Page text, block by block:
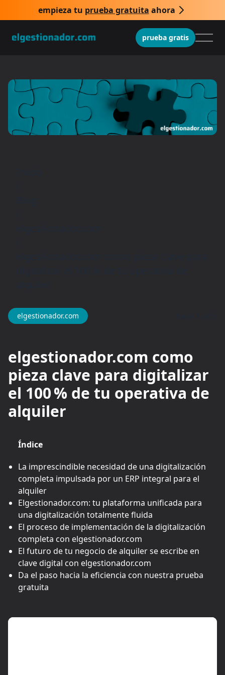
empieza tu prueba gratuita ahora
prueba gratis
elgestionador.com
elgestionador.com como
pieza clave para digitalizar
el 100 % de tu operativa de
alquiler
Índice
La imprescindible necesidad de una digitalización
completa impulsada por un ERP integral para el
alquiler
Elgestionador.com: tu plataforma unificada para
una digitalización totalmente fluida
El proceso de implementación de la digitalización
completa con elgestionador.com
El futuro de tu negocio de alquiler se escribe en
clave digital con elgestionador.com
Da el paso hacia la eficiencia con nuestra prueba
gratuita